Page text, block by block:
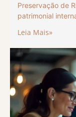
Preservação de
patrimonial
Leia Mais»